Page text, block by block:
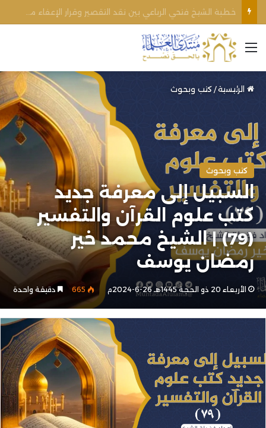
القائمة
الرئيسية/ كتب وبحوث
كتب وبحوث
السبيل إلى معرفة جديد
كتب علوم القرآن والتفسير
(79) | الشيخ محمد خير
رمضان يوسف
الأربعاء 20 ذو الحجة 1445هـ 26-6-2024م 665 دقيقة واحدة